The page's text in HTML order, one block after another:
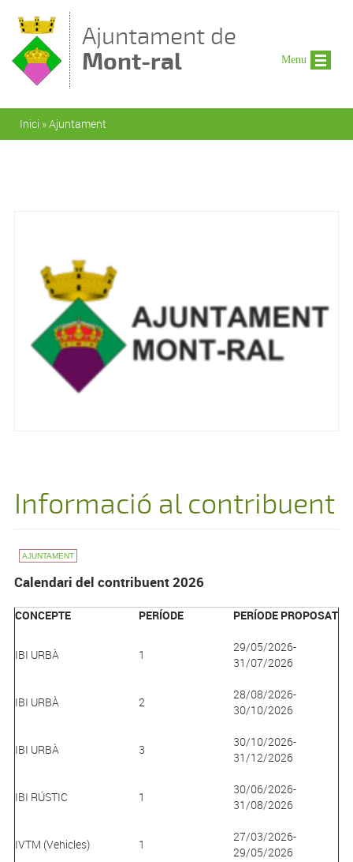
Ajuntament de
Mont-ral
Esteu aquí
Inici »Ajuntament
Informació al contribuent
AJUNTAMENT
Calendari del contribuent 2026
CONCEPTE PERÍODE PERÍODE PROPOSAT
IBI URBÀ 1
29/05/2026-
31/07/2026
IBI URBÀ 2
28/08/2026-
30/10/2026
IBI URBÀ 3
30/10/2026-
31/12/2026
IBI RÚSTIC 1
30/06/2026-
31/08/2026
IVTM (Vehicles) 1
27/03/2026-
29/05/2026
Menu